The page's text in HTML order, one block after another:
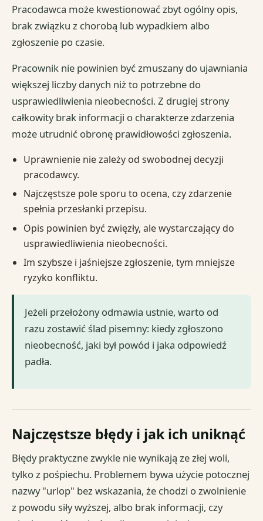
Pracodawca może kwestionować zbyt ogólny opis,
brak związku z chorobą lub wypadkiem albo
zgłoszenie po czasie.
Pracownik nie powinien być zmuszany do ujawniania
większej liczby danych niż to potrzebne do
usprawiedliwienia nieobecności. Z drugiej strony
całkowity brak informacji o charakterze zdarzenia
może utrudnić obronę prawidłowości zgłoszenia.
Uprawnienie nie zależy od swobodnej decyzji
pracodawcy.
Najczęstsze pole sporu to ocena, czy zdarzenie
spełnia przesłanki przepisu.
Opis powinien być zwięzły, ale wystarczający do
usprawiedliwienia nieobecności.
Im szybsze i jaśniejsze zgłoszenie, tym mniejsze
ryzyko konfliktu.
Jeżeli przełożony odmawia ustnie, warto od
razu zostawić ślad pisemny: kiedy zgłoszono
nieobecność, jaki był powód i jaka odpowiedź
padła.
Najczęstsze błędy i jak ich uniknąć
Błędy praktyczne zwykle nie wynikają ze złej woli,
tylko z pośpiechu. Problemem bywa użycie potocznej
nazwy "urlop" bez wskazania, że chodzi o zwolnienie
z powodu siły wyższej, albo brak informacji, czy